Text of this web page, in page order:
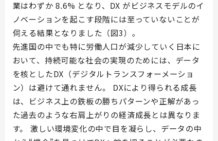
業はわずか 8.6% となり、DX がビジネスモデルのイ
ノベーションを起こす段階には至っていないことが
伺える結果となりました（図3）。
先進国の中でも特に労働人口が減少していく日本に
おいて、持続可能な社会の実現のためには、データ
を核としたDX（デジタルトランスフォーメーショ
ン）は避けて通れません。 DXにより得られる成長
は、ビジネス上の鉄板の勝ちパターンや正解があっ
た過去のような右肩上がりの経済成長とは異なりま
す。 激しい環境変化の中で目を凝らし、データの中